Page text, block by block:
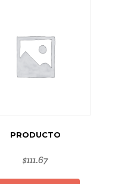
PRODUCTO
$111.67